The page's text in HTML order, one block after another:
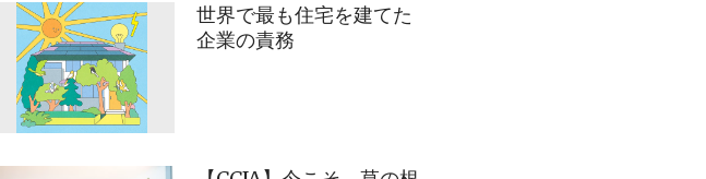
世界で最も住宅を建てた
企業の責務